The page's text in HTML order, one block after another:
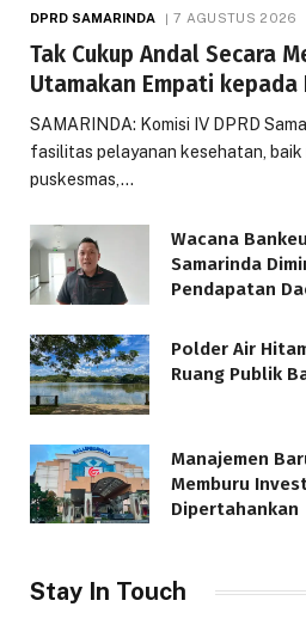
DPRD SAMARINDA 7 AGUSTUS 2026
Tak Cukup Andal Secara
Utamakan Empati kepada
SAMARINDA: Komisi IV DPRD
fasilitas pelayanan kesehatan, baik
puskesmas,…
Wacana
Samarinda
Pendapatan
Polder Air
Ruang Publik
Manajemen
Memburu
Dipertahankan
Stay In Touch